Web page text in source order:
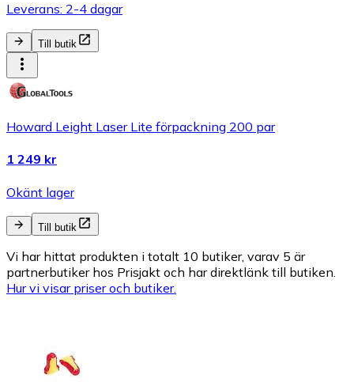
Leverans: 2-4 dagar
Till butik
Howard Leight Laser Lite förpackning 200 par
1 249 kr
Okänt lager
Till butik
Vi har hittat produkten i totalt 10 butiker, varav 5 är
partnerbutiker hos Prisjakt och har direktlänk till butiken.
Hur vi visar priser och butiker.